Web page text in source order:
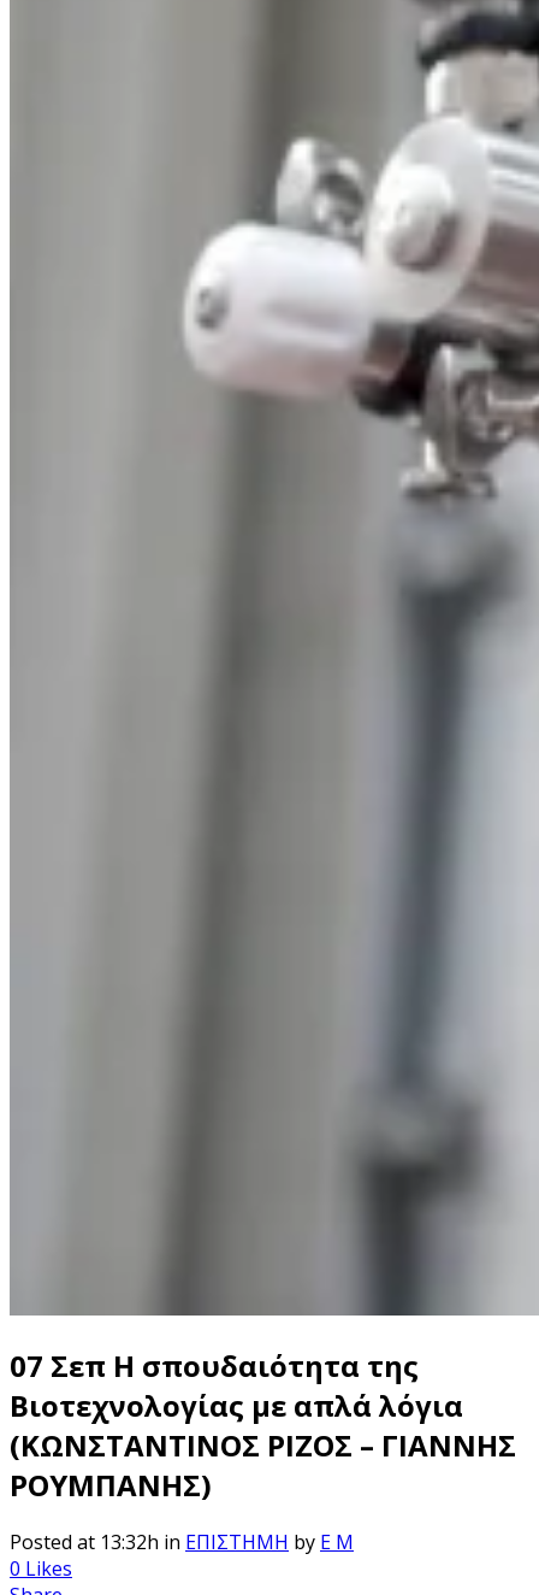
07 Σεπ Η σπουδαιότητα της
Βιοτεχνολογίας με απλά λόγια
(ΚΩΝΣΤΑΝΤΙΝΟΣ ΡΙΖΟΣ – ΓΙΑΝΝΗΣ
ΡΟΥΜΠΑΝΗΣ)
Posted at 13:32h in ΕΠΙΣΤΗΜΗ by E M
0 Likes